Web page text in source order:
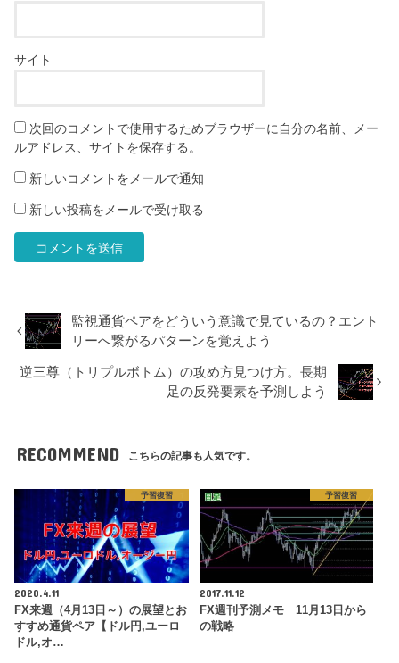
サイト
次回のコメントで使用するためブラウザーに自分の名前、メー
ルアドレス、サイトを保存する。
新しいコメントをメールで通知
新しい投稿をメールで受け取る
監視通貨ペアをどういう意識で見ているの？エント
リーへ繋がるパターンを覚えよう
逆三尊（トリプルボトム）の攻め方見つけ方。長期
足の反発要素を予測しよう
RECOMMEND こちらの記事も人気です。
予習復習
2020.4.11
FX来週（4月13日～）の展望とお
すすめ通貨ペア【ドル円,ユーロ
ドル,オ…
予習復習
2017.11.12
FX週刊予測メモ 11月13日から
の戦略